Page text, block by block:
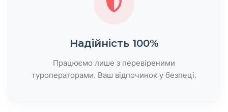
Надійність 100%
Працюємо лише з перевіреними
туроператорами. Ваш відпочинок у безпеці.